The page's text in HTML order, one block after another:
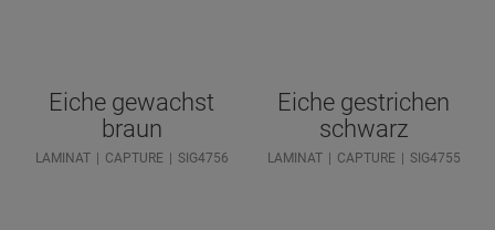
Eiche gewachst
braun
LAMINAT CAPTURE SIG4756
Eiche gestrichen
schwarz
LAMINAT CAPTURE SIG4755